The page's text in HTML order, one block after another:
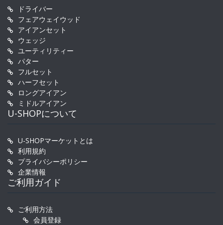
ドライバー
フェアウェイウッド
アイアンセット
ウェッジ
ユーティリティー
パター
フルセット
ハーフセット
ロングアイアン
ミドルアイアン
U-SHOPについて
U-SHOPマーケットとは
利用規約
プライバシーポリシー
企業情報
ご利用ガイド
ご利用方法
会員登録